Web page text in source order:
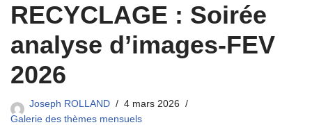
RECYCLAGE : Soirée
analyse d’images-FEV
2026
Joseph ROLLAND
4 mars 2026
Galerie des thèmes mensuels